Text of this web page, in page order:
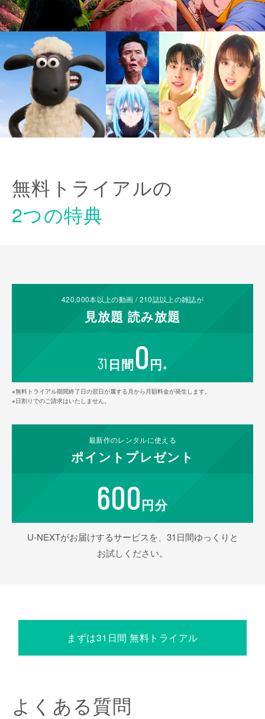
無料トライアルの
2つの特典
420,000本以上の動画 /210誌以上の雑誌が
見放題 読み放題
31 日間0円 ※
※無料トライアル期間終了日の翌日が属する月から月額料金が発生します。
※日割りでのご請求はいたしません。
最新作のレンタルに使える
ポイント プレゼント
600円分
U-NEXTがお届けするサービスを、31日間ゆっくりと
お試しください。
まずは31日間 無料トライアル
よくある質問